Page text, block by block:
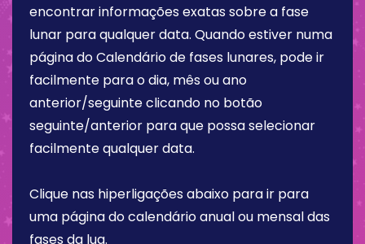
encontrar informações exatas sobre a fase
lunar para qualquer data. Quando estiver numa
página do Calendário de fases lunares, pode ir
facilmente para o dia, mês ou ano
anterior/seguinte clicando no botão
seguinte/anterior para que possa selecionar
facilmente qualquer data.
Clique nas hiperligações abaixo para ir para
uma página do calendário anual ou mensal das
fases da lua.